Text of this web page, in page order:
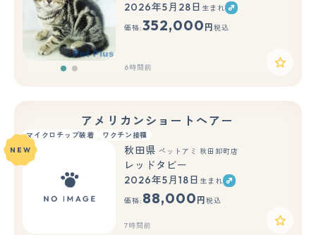
もっと見る
2026年5月28日 生まれ
価格:352,000 円 税込
6時間前
アメリカンショートヘアー
マイクロチップ装着
ワクチン接種
NEW
秋田県 ペットアミ 秋田卸町店
レッドタビー
2026年5月18日 生まれ
価格: 88,000 円 税込
7時間前